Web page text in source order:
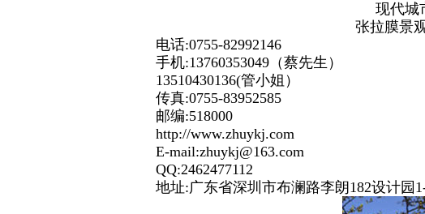
现代城
张拉膜景
电话:0755-82992146
手机:13760353049（蔡先生）
13510430136(管小姐）
传真:0755-83952585
邮编:518000
http://www.zhuykj.com
E-mail:zhuykj@163.com
QQ:2462477112
地址:广东省深圳市布澜路李朗182设计园